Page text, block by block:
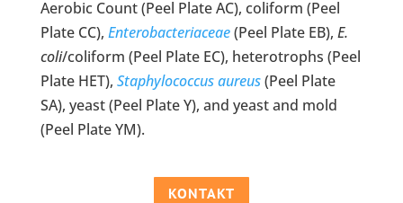
Aerobic Count (Peel Plate AC), coliform (Peel
Plate CC), Enterobacteriaceae(Peel Plate EB), E.
coli/coliform (Peel Plate EC), heterotrophs (Peel
Plate HET), Staphylococcus aureus(Peel Plate
SA), yeast (Peel Plate Y), and yeast and mold
(Peel Plate YM).
KONTAKT